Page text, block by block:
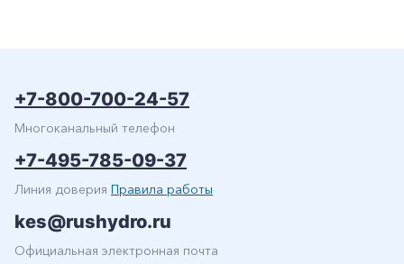
+7-800-700-24-57
Многоканальный телефон
+7-495-785-09-37
Линия доверия Правила работы
kes@rushydro.ru
Официальная электронная почта